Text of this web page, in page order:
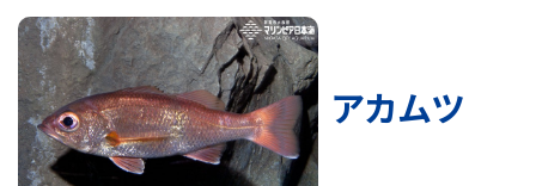
アカムツ